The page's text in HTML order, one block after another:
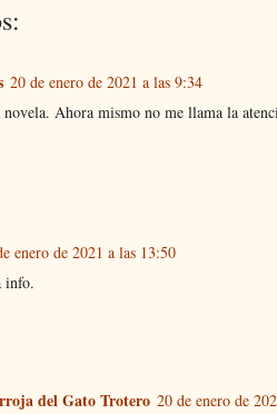
20 de enero de 2021 a las 9:34
Ahora mismo no me llama la
enero de 2021 a las 13:50
info.
del Gato Trotero 20 de enero de